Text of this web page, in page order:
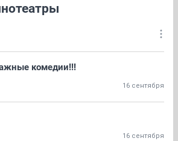
комедии!!!
16 сентября
16 сентября